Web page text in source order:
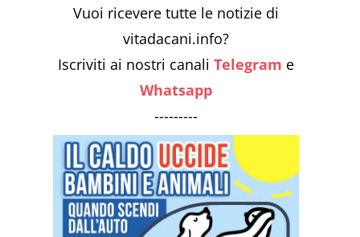
Vuoi ricevere tutte le notizie di
vitadacani.info?
Iscriviti ai nostri canaliTelegram e
Whatsapp
---------